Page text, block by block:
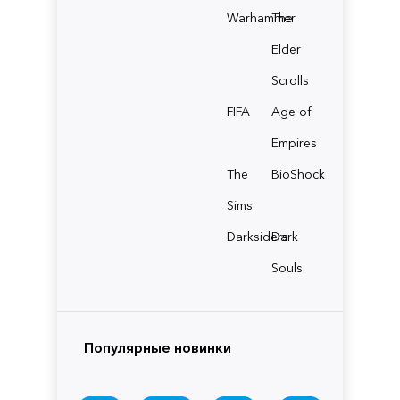
Warhammer
The
Elder
Scrolls
FIFA
Age of
Empires
The
Sims
BioShock
Darksiders
Dark
Souls
Популярные новинки